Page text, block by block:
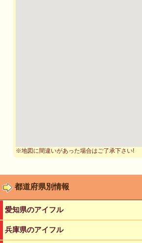
※地図に間違いがあった場合はご了承下さい!
都道府県別情報
愛知県のアイフル
兵庫県のアイフル